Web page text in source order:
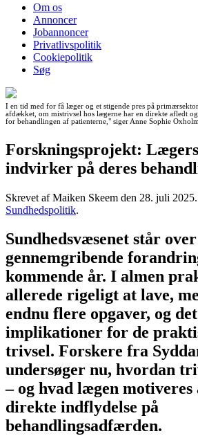
Om os
Annoncer
Jobannoncer
Privatlivspolitik
Cookiepolitik
Søg
I en tid med for få læger og et stigende pres på
afdækket, om mistrivsel hos lægerne har en direkte afledt
for behandlingen af patienterne," siger Anne Sophie Oxholm.
Forskningsprojekt:
indvirker på deres
Skrevet af Maiken Skeem den 28. juli 2025
Sundhedspolitik.
Sundhedsvæsenet står
gennemgribende
kommende år. I almen
allerede rigeligt at lave,
endnu flere opgaver, og
implikationer for de
trivsel. Forskere fra
undersøger nu, hvordan
– og hvad lægen motiveres
direkte indflydelse på
behandlingsadfærden.